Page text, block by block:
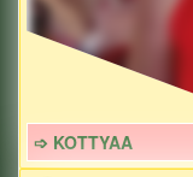
➩ KOTTYAA